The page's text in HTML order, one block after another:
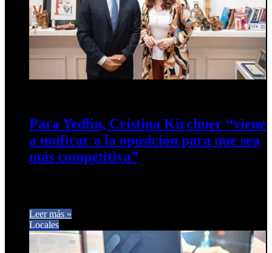
Para Yedlin, Cristina Kirchner “viene
a unificar a la oposición para que sea
más competitiva”
Leer más »
Locales